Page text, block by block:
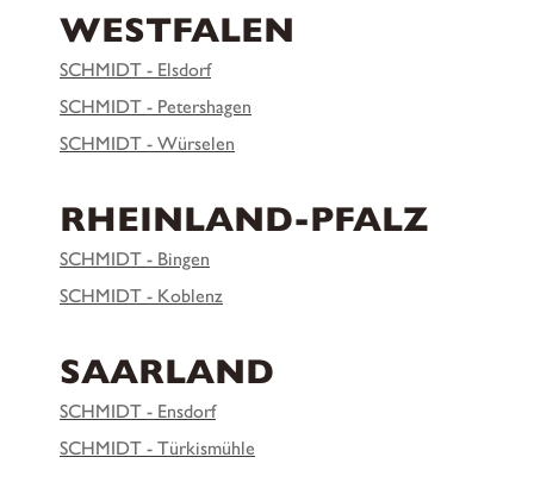
WESTFALEN
SCHMIDT - Elsdorf
SCHMIDT - Petershagen
SCHMIDT - Würselen
RHEINLAND-PFALZ
SCHMIDT - Bingen
SCHMIDT - Koblenz
SAARLAND
SCHMIDT - Ensdorf
SCHMIDT - Türkismühle